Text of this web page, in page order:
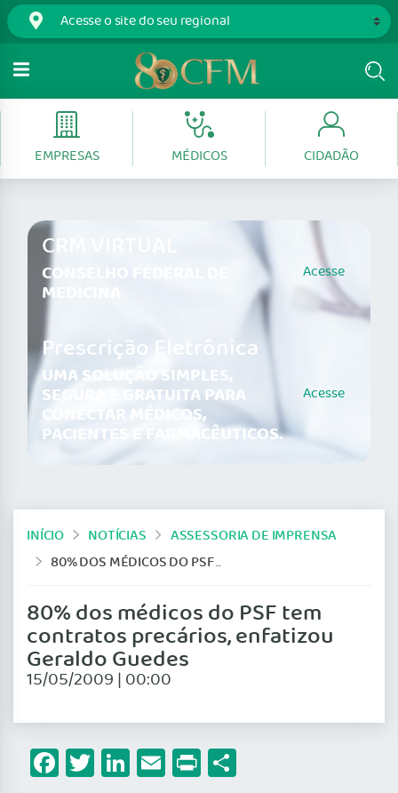
EMPRESAS MÉDICOS CIDADÃO
CRM VIRTUAL
CONSELHO FEDERAL DE
MEDICINA
Acesse
Prescrição Eletrônica
UMA SOLUÇÃO SIMPLES,
SEGURA E GRATUITA PARA
CONECTAR MÉDICOS,
PACIENTES E FARMACÊUTICOS.
Acesse
INÍCIO NOTÍCIAS
ASSESSORIA DE IMPRENSA
80% DOS MÉDICOS DO PSF TEM CONTRATOS PRECÁRIOS, ENFATIZOU GERALDO GUEDES
80% dos médicos do PSF tem
contratos precários, enfatizou
Geraldo Guedes
15/05/2009 | 00:00
Facebook
Twitter
LinkedIn
Email
Print